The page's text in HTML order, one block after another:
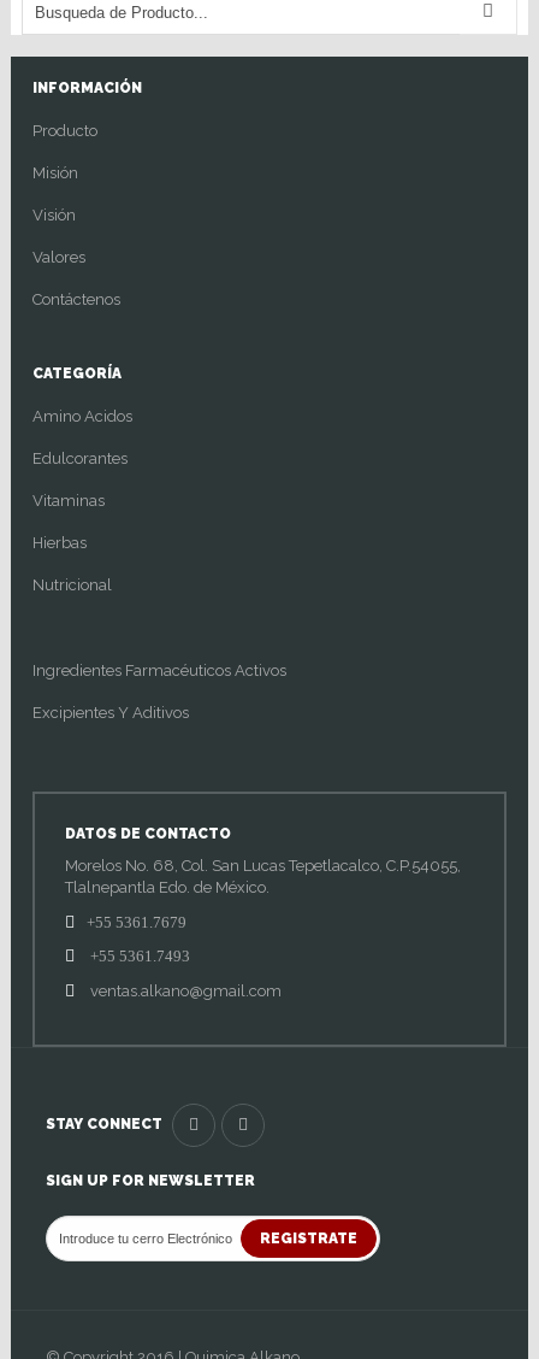
INFORMACIÓN
Producto
Misión
Visión
Valores
Contáctenos
CATEGORÍA
Amino Acidos
Edulcorantes
Vitaminas
Hierbas
Nutricional
Ingredientes Farmacéuticos Activos
Excipientes Y Aditivos
DATOS DE CONTACTO
Morelos No. 68, Col. San Lucas Tepetlacalco, C.P.54055,
Tlalnepantla Edo. de México.
+55 5361.7679
+55 5361.7493
ventas.alkano@gmail.com
STAY CONNECT
SIGN UP FOR NEWSLETTER
REGISTRATE